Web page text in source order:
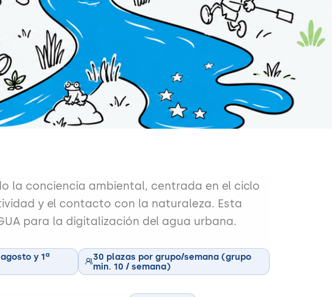
la conciencia ambiental, centrada en el ciclo
y el contacto con la naturaleza. Esta
para la digitalización del agua urbana.
y 1ª
30 plazas por grupo/semana (grupo
min. 10 / semana)